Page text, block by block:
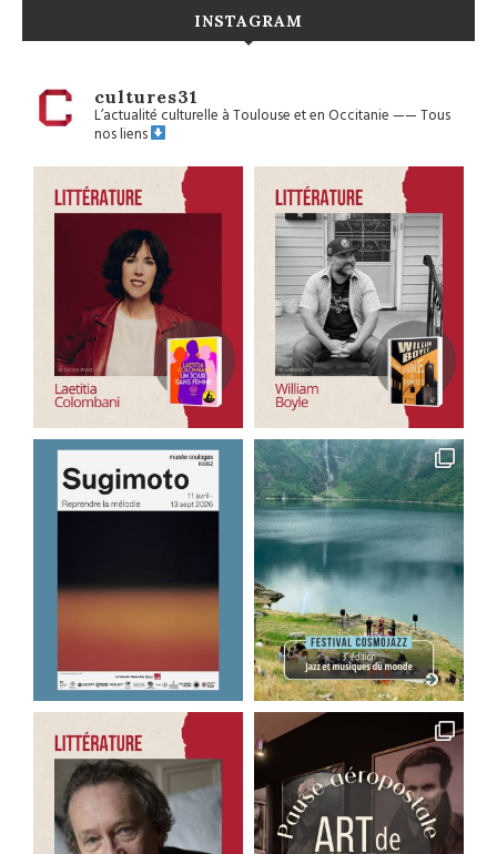
INSTAGRAM
cultures31
L’actualité culturelle à Toulouse et en Occitanie——Tous
nos liens